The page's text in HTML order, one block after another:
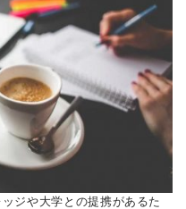
ジや大学との提携があるた